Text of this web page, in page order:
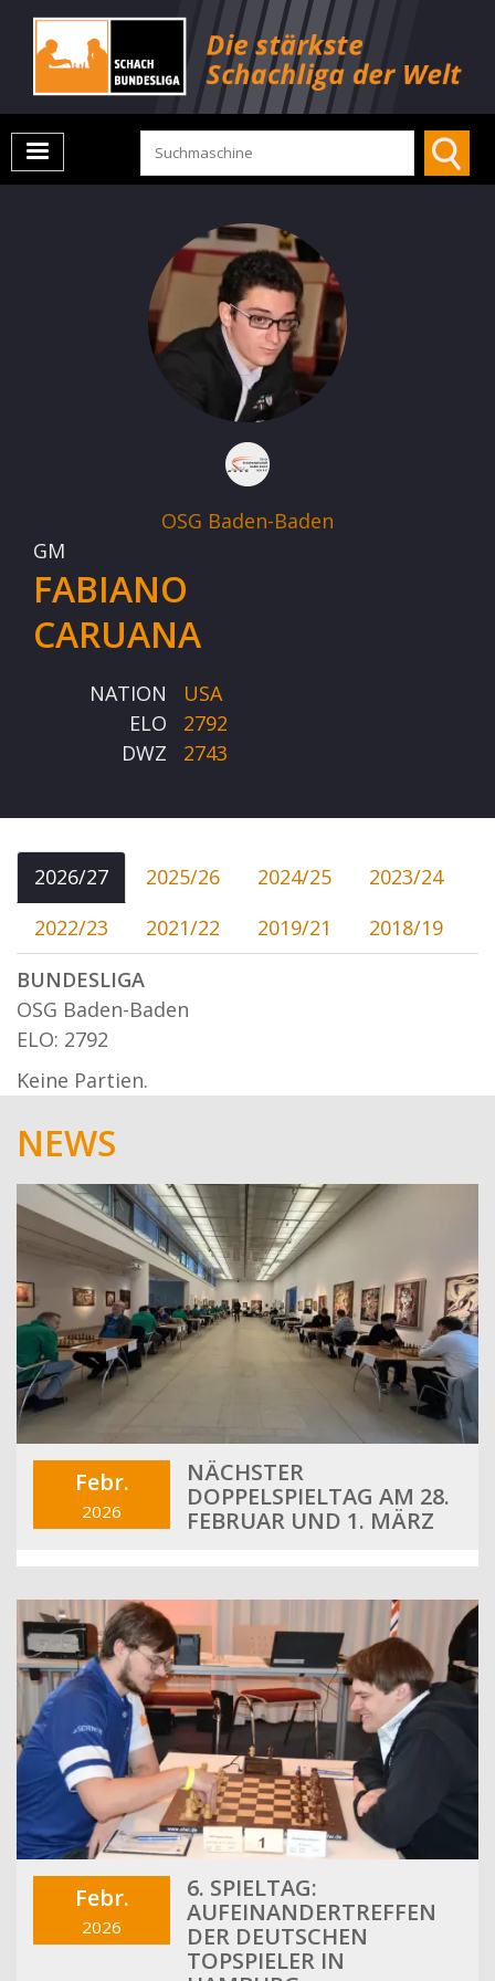
OSG Baden-Baden
GM
FABIANO
CARUANA
NATION
USA
ELO
2792
DWZ
2743
2026/27 2025/26 2024/25
2023/24
2022/23
2021/22 2019/21
2018/19
BUNDESLIGA
OSG Baden-Baden
ELO: 2792
Keine Partien.
NEWS
Febr.
2026
NÄCHSTER
DOPPELSPIELTAG AM 28.
FEBRUAR UND 1. MÄRZ
Febr.
2026
6. SPIELTAG:
AUFEINANDERTREFFEN
DER DEUTSCHEN
TOPSPIELER IN